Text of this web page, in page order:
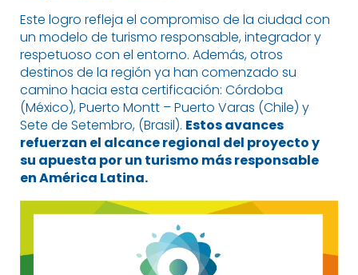
Este logro refleja el compromiso de la ciudad con
un modelo de turismo responsable, integrador y
respetuoso con el entorno. Además, otros
destinos de la región ya han comenzado su
camino hacia esta certificación: Córdoba
(México), Puerto Montt – Puerto Varas (Chile) y
Sete de Setembro, (Brasil). Estos avances
refuerzan el alcance regional del proyecto y
su apuesta por un turismo más responsable
en América Latina.